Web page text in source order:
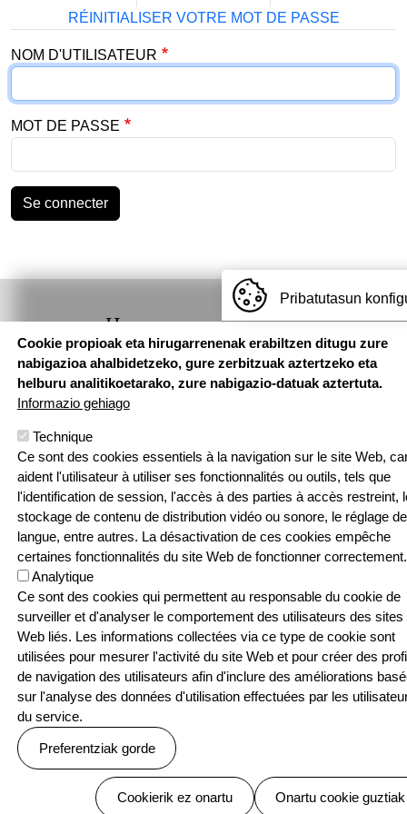
RÉINITIALISER VOTRE MOT DE PASSE
NOM D'UTILISATEUR
MOT DE PASSE
Se connecter
Hemen
aurkituko
gaituzu
KANBO
T: 05 59 52 49
24 | F: 05 59
52 88 87
Sarean
Menu Pied de page
ContactPolitique de confidentialité
Politique relative aux cookies
© SEASKA | Eskubide guztiak bere esku
Pribatutasun
Cookie propioak eta hirugarrenenak erabiltzen ditugu zure
nabigazioa ahalbidetzeko, gure zerbitzuak aztertzeko eta
helburu analitikoetarako, zure nabigazio-datuak aztertuta.
Informazio gehiago
Technique
Ce sont des cookies essentiels à la navigation sur le site Web,
aident l'utilisateur à utiliser ses fonctionnalités ou outils, tels que
l'identification de session, l'accès à des parties à accès restreint,
stockage de contenu de distribution vidéo ou sonore, le réglage
langue, entre autres. La désactivation de ces cookies empêche
certaines fonctionnalités du site Web de fonctionner correctement.
Analytique
Ce sont des cookies qui permettent au responsable du cookie de
surveiller et d'analyser le comportement des utilisateurs des sites
Web liés. Les informations collectées via ce type de cookie sont
utilisées pour mesurer l'activité du site Web et pour créer des
de navigation des utilisateurs afin d'inclure des améliorations
sur l'analyse des données d'utilisation effectuées par les
du service.
Preferentziak gorde
Cookierik ez onartu Onartu cookie guztiak
Baimenak ezeztatu